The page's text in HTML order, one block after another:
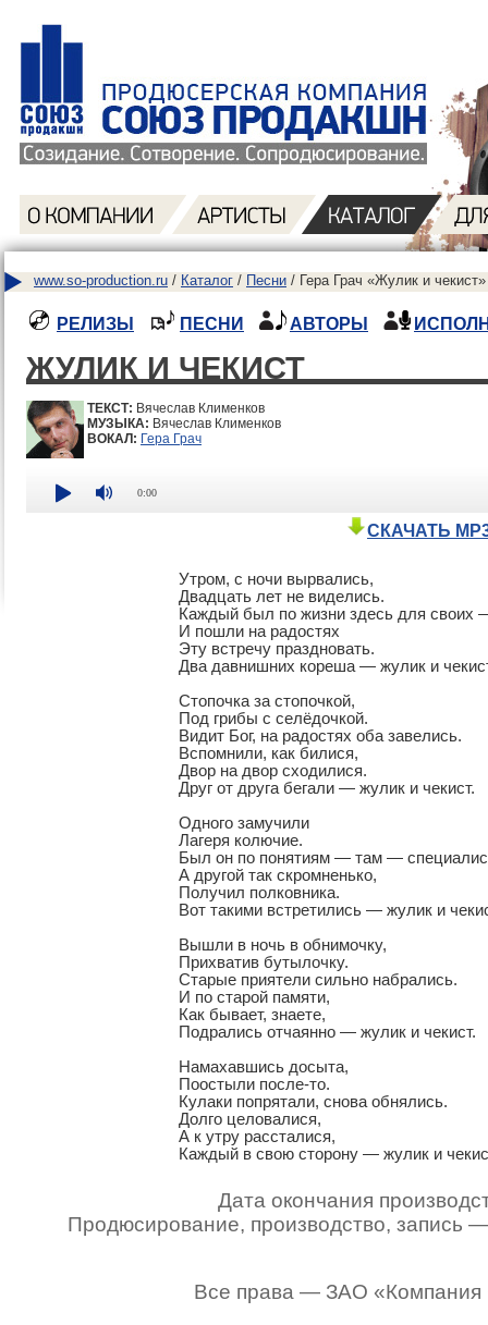
www.so-production.ru / Каталог / Песни / Гера Грач «Жулик и чекист»
РЕЛИЗЫ ПЕСНИ АВТОРЫ
ЖУЛИК И ЧЕКИСТ
ТЕКСТ: Вячеслав Клименков
МУЗЫКА: Вячеслав Клименков
ВОКАЛ: Гера Грач
0:00
СКАЧАТЬ
Утром, с ночи вырвались,
Двадцать лет не виделись.
Каждый был по жизни здесь для своих
И пошли на радостях
Эту встречу праздновать.
Два давнишних кореша — жулик и
Стопочка за стопочкой,
Под грибы с селёдочкой.
Видит Бог, на радостях оба завелись.
Вспомнили, как билися,
Двор на двор сходилися.
Друг от друга бегали — жулик и чекист.
Одного замучили
Лагеря колючие.
Был он по понятиям — там —
А другой так скромненько,
Получил полковника.
Вот такими встретились — жулик и
Вышли в ночь в обнимочку,
Прихватив бутылочку.
Старые приятели сильно набрались.
И по старой памяти,
Как бывает, знаете,
Подрались отчаянно — жулик и чекист.
Намахавшись досыта,
Поостыли после-то.
Кулаки попрятали, снова обнялись.
Долго целовалися,
А к утру рассталися,
Каждый в свою сторону — жулик и
Дата окончания
Продюсирование, производство, запись
Все права — ЗАО